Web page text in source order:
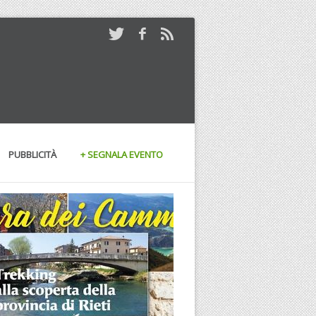
PUBBLICITÀ + SEGNALA EVENTO